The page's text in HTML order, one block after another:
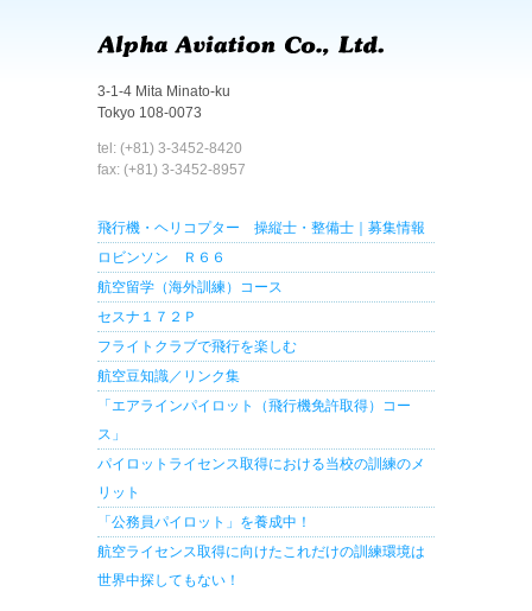
3-1-4 Mita Minato-ku
Tokyo 108-0073
tel: (+81) 3-3452-8420
fax: (+81) 3-3452-8957
飛行機・ヘリコプター 操縦士・整備士｜募集情報
ロビンソン Ｒ６６
航空留学（海外訓練）コース
セスナ１７２Ｐ
フライトクラブで飛行を楽しむ
航空豆知識／リンク集
「エアラインパイロット（飛行機免許取得）コー
ス」
パイロットライセンス取得における当校の訓練のメ
リット
「公務員パイロット」を養成中！
航空ライセンス取得に向けたこれだけの訓練環境は
世界中探してもない！